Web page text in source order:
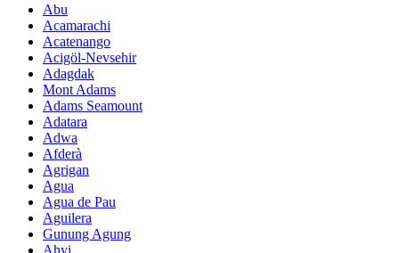
Abu
Acamarachi
Acatenango
Acigöl-Nevsehir
Adagdak
Mont Adams
Adams Seamount
Adatara
Adwa
Afderà
Agrigan
Agua
Agua de Pau
Aguilera
Gunung Agung
Ahyi